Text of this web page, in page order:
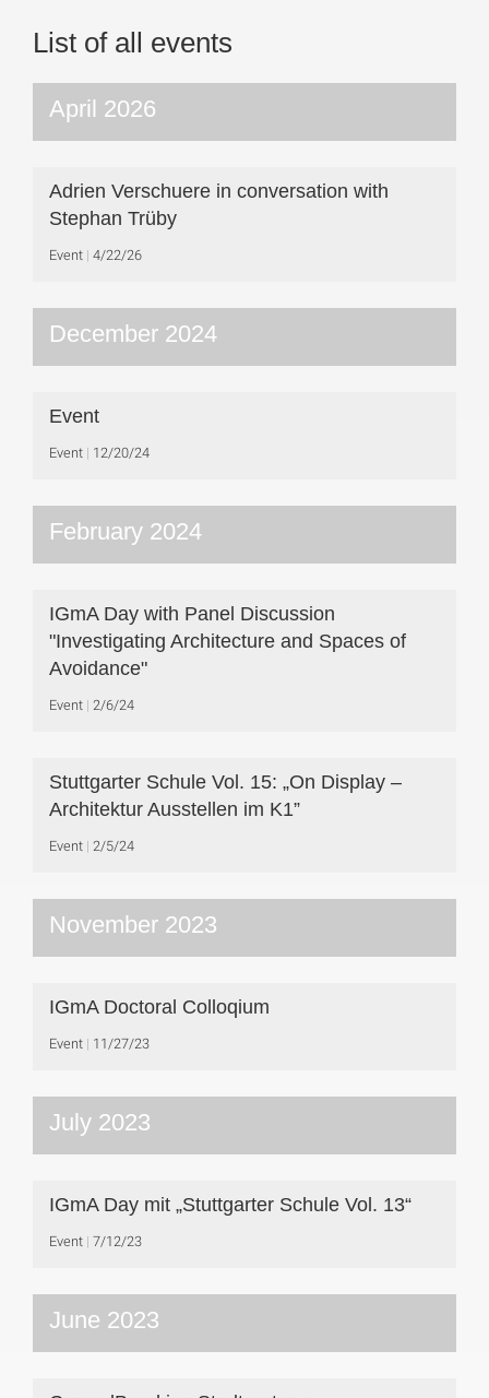
List of all events
April 2026
Adrien Verschuere in conversation with
Stephan Trüby
Event 4/22/26
December 2024
Event
Event 12/20/24
February 2024
IGmA Day with Panel Discussion
"Investigating Architecture and Spaces of
Avoidance"
Event 2/6/24
Stuttgarter Schule Vol. 15: „On Display –
Architektur Ausstellen im K1”
Event 2/5/24
November 2023
IGmA Doctoral Colloqium
Event 11/27/23
July 2023
IGmA Day mit „Stuttgarter Schule Vol. 13“
Event 7/12/23
June 2023